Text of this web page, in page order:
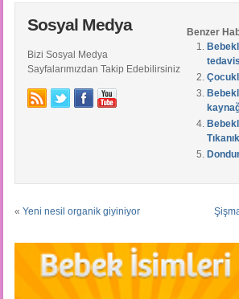
Benzer
Sosyal Medya
Bizi Sosyal Medya
Sayfalarımızdan Takip Edebilirsiniz
« Yeni nesil organik giyiniyor